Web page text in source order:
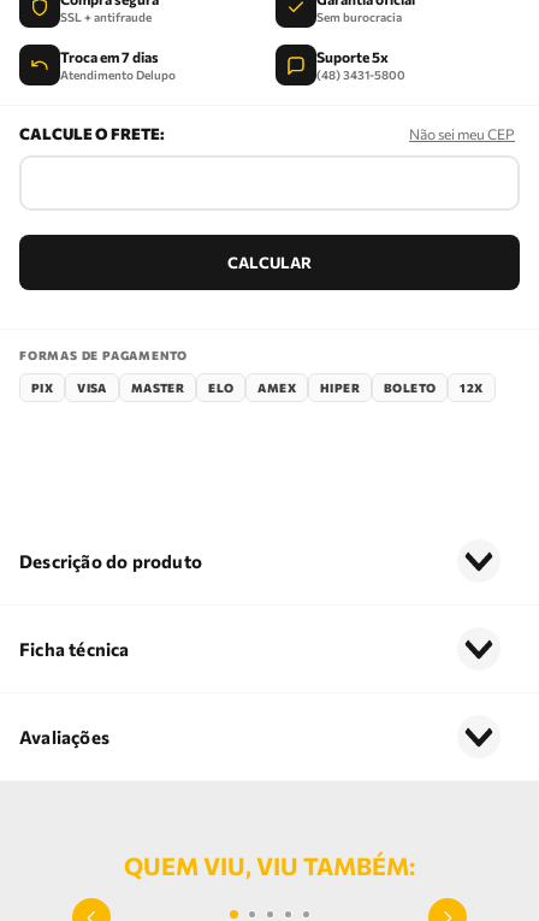
SSL + antifraude Sem burocracia
Troca em 7 dias
Atendimento Delupo
Suporte 5x
(48) 3431-5800
Não sei meu CEP
FORMAS DE PAGAMENTO
PIX VISA MASTER ELO AMEX HIPER BOLETO 12X
Descrição do produto
Ficha técnica
Avaliações
QUEM VIU, VIU TAMBÉM: